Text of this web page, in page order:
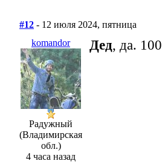
#12 - 12 июля 2024, пятница
komandor
Радужный
(Владимирская
обл.)
4 часа назад
Дед, да. 100